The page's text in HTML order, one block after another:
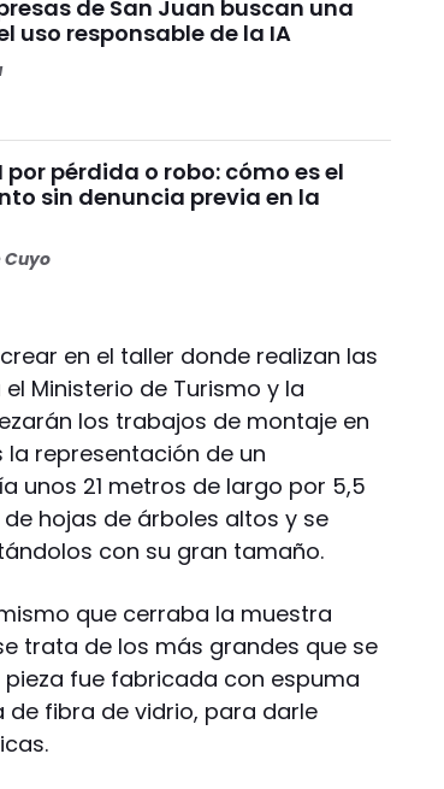
de San Juan buscan una
uso responsable de la IA
por pérdida o robo: cómo es el
sin denuncia previa en la
Cuyo
en el taller donde realizan las
Ministerio de Turismo y la
los trabajos de montaje en
la representación de un
unos 21 metros de largo por 5,5
hojas de árboles altos y se
con su gran tamaño.
que cerraba la muestra
trata de los más grandes que se
fue fabricada con espuma
fibra de vidrio, para darle